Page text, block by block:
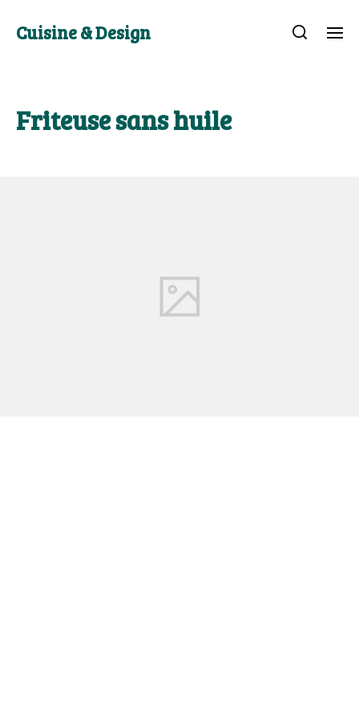
Cuisine & Design
Friteuse sans huile